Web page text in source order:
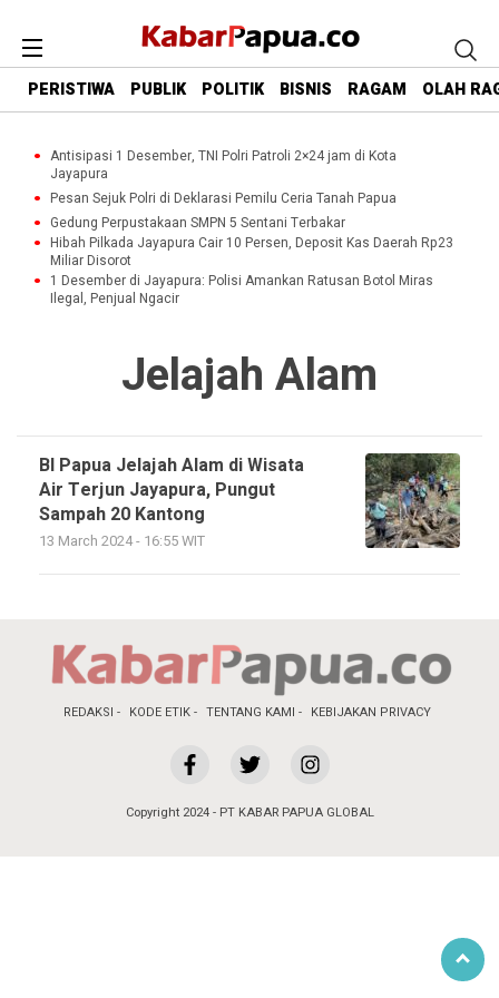
PERISTIWA PUBLIK POLITIK BISNIS RAGAM OLAH
Antisipasi 1 Desember, TNI Polri Patroli 2×24 jam di Kota
Jayapura
Pesan Sejuk Polri di Deklarasi Pemilu Ceria Tanah Papua
Gedung Perpustakaan SMPN 5 Sentani Terbakar
Hibah Pilkada Jayapura Cair 10 Persen, Deposit Kas Daerah Rp23
Miliar Disorot
1 Desember di Jayapura: Polisi Amankan Ratusan Botol Miras
Ilegal, Penjual Ngacir
Jelajah Alam
BI Papua Jelajah Alam di Wisata
Air Terjun Jayapura, Pungut
Sampah 20 Kantong
13 March 2024 - 16:55 WIT
REDAKSI KODE ETIK TENTANG KAMI KEBIJAKAN PRIVACY
Copyright 2024 - PT KABAR PAPUA GLOBAL